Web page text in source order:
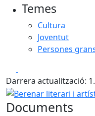
Temes
Cultura
Joventut
Persones
Darrera actualització:
Berenar literari i artístic
Documents